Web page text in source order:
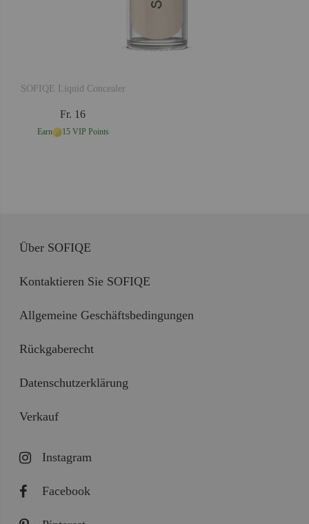
SOFIQE Liquid Concealer
Fr. 16
Earn 15 VIP Points
Über SOFIQE
Kontaktieren Sie SOFIQE
Allgemeine Geschäftsbedingungen
Rückgaberecht
Datenschutzerklärung
Verkauf
Instagram
Facebook